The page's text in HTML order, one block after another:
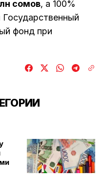
сомов, а 100%
Государственный
фонд при